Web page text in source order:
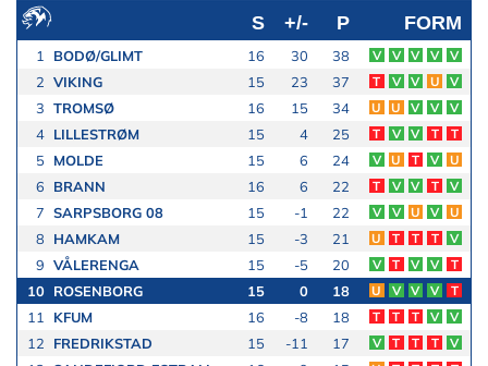
S +/- P FORM
1 BODØ/GLIMT 16 30 38 V V V V V
2 VIKING 15 23 37 T V V U V
3 TROMSØ 16 15 34 U U V V V
4 LILLESTRØM 15 4 25 T V V T T
5 MOLDE 15 6 24 V U T V U
6 BRANN 16 6 22 T V V T V
7 SARPSBORG 08 15 -1 22 V V U V U
8 HAMKAM 15 -3 21 U T T T V
9 VÅLERENGA 15 -5 20 V T V V T
10 ROSENBORG 15 0 18 U V V V T
11 KFUM 16 -8 18 T T T V V
12 FREDRIKSTAD 15 -11 17 V T T T V